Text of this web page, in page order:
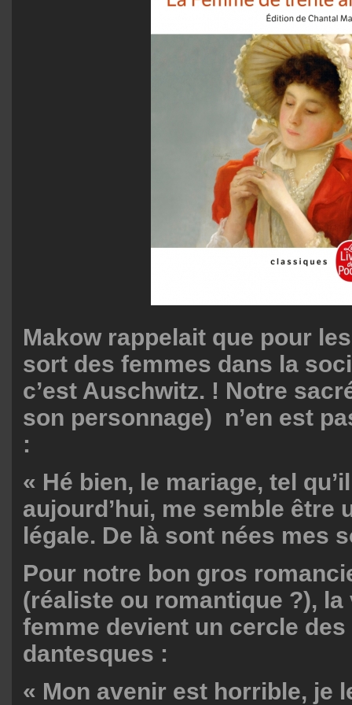
Makow rappelait que pour
sort des femmes dans la
c’est Auschwitz. ! Notre
son personnage) n’en est
:
« Hé bien, le mariage, tel
aujourd’hui, me semble être
légale. De là sont nées mes
Pour notre bon gros
(réaliste ou romantique ?), la
femme devient un cercle
dantesques :
« Mon avenir est horrible, je